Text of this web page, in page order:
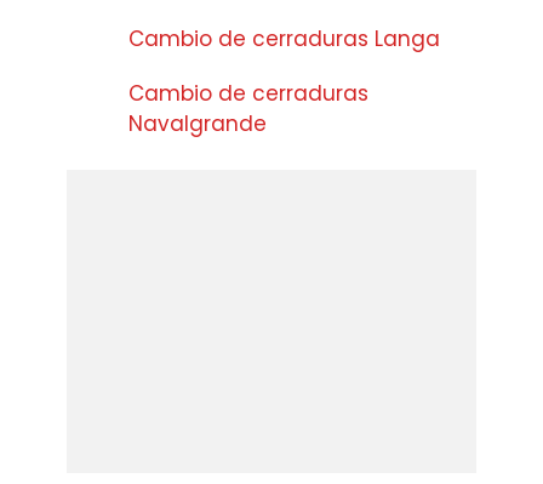
Cambio de cerraduras Langa
Cambio de cerraduras
Navalgrande